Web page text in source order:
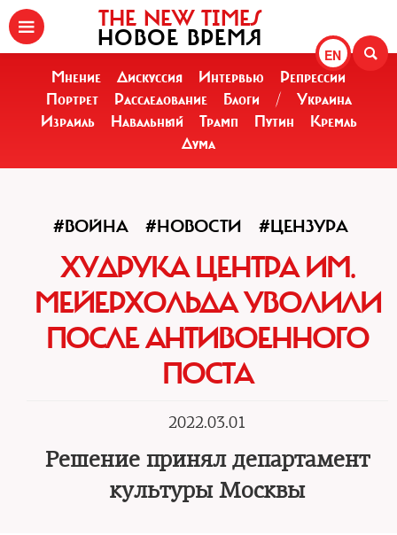
EN
THE NEW TIMES
НОВОЕ ВРЕМЯ
Мнение Дискуссия Интервью
Репрессии
Портрет
Расследование Блоги /
Украина
Израиль
Навальный Трамп Путин
Кремль
Дума
#ВОЙНА #НОВОСТИ #ЦЕНЗУРА
ХУДРУКА ЦЕНТРА ИМ.
МЕЙЕРХОЛЬДА УВОЛИЛИ
ПОСЛЕ АНТИВОЕННОГО
ПОСТА
2022.03.01
Решение принял департамент
культуры Москвы